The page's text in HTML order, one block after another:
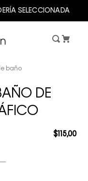
SELECCIONADA
baño
DE
$115,00